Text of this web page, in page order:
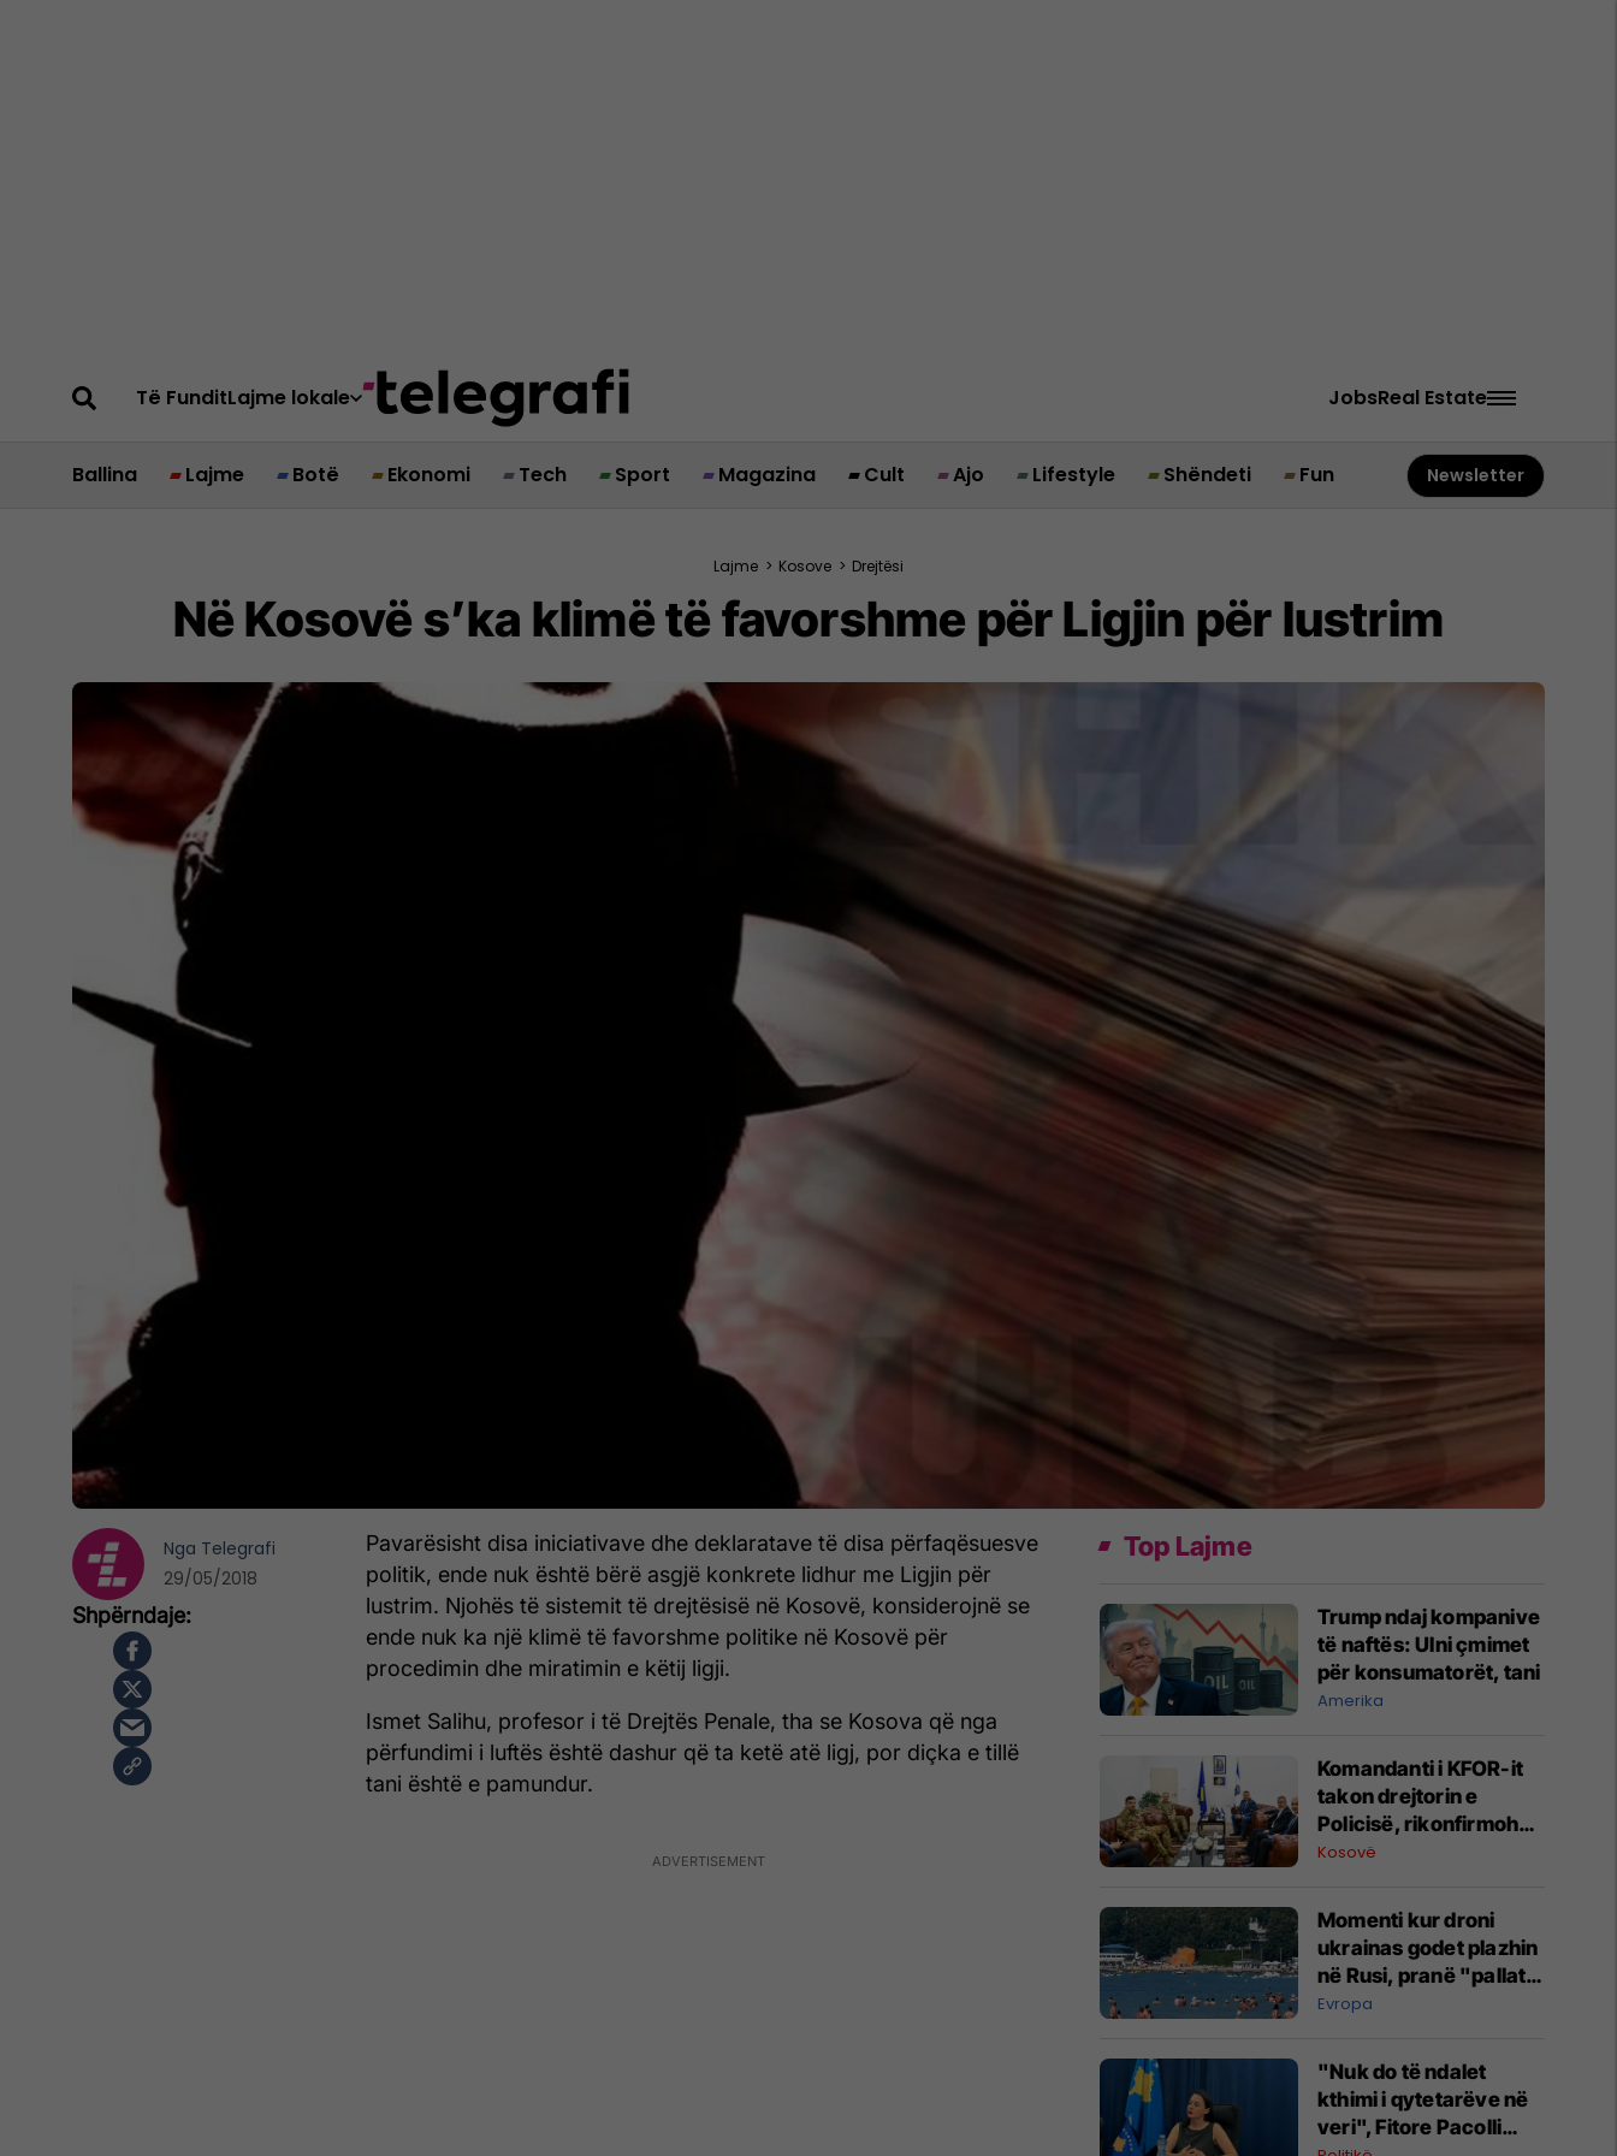
Të FunditLajme lokale JobsReal Estate
Ballina Lajme Botë Ekonomi Tech Sport Magazina Cult Ajo Lifestyle Shëndeti Fun Newsletter
Lajme > Kosove > Drejtësi
Në Kosovë s’ka klimë të favorshme për Ligjin për lustrim
Pavarësisht disa iniciativave dhe deklaratave të disa përfaqësuesve
politik, ende nuk është bërë asgjë konkrete lidhur me Ligjin për
lustrim. Njohës të sistemit të drejtësisë në Kosovë, konsiderojnë se
ende nuk ka një klimë të favorshme politike në Kosovë për
procedimin dhe miratimin e këtij ligji.
Ismet Salihu, profesor i të Drejtës Penale, tha se Kosova që nga
përfundimi i luftës është dashur që ta ketë atë ligj, por diçka e tillë
tani është e pamundur.
Nga Telegrafi
29/05/2018
Top Lajme
Trump ndaj kompanive
të naftës: Ulni çmimet
për konsumatorët, tani
Amerika
Komandanti i KFOR-it
takon drejtorin e
Policisë, rikonfirmohet
partneriteti për
Kosovë
Momenti kur droni
ukrainas godet plazhin
në Rusi, pranë "pallatit
të Putinit"
Evropa
"Nuk do të ndalet
kthimi i qytetarëve në
veri", Fitore Pacolli